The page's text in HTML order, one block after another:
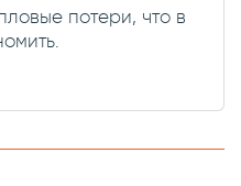
потери, что в